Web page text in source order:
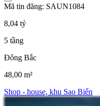
Mã tin đăng: SAUN1084
8,04 tỷ
5 tầng
Đông Bắc
48,00 m²
Shop - house, khu Sao Biển